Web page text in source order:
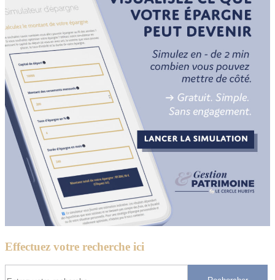
Effectuez votre recherche ici